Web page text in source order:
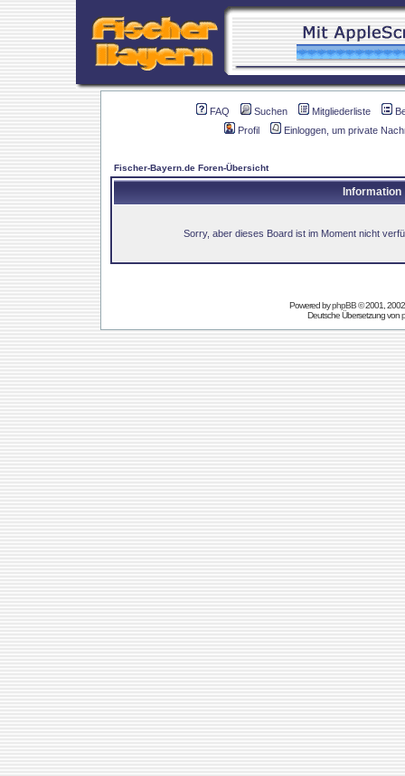
FAQ Suchen Mitgliederliste
Profil
Einloggen, um private
Fischer-Bayern.de Foren-Übersicht
Information
Sorry, aber dieses Board ist im Moment nicht
Powered byphpBB© 2001,
Deutsche Übersetzung von